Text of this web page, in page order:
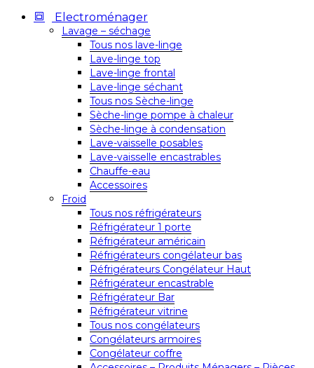
Electroménager
Lavage – séchage
Tous nos lave-linge
Lave-linge top
Lave-linge frontal
Lave-linge séchant
Tous nos Sèche-linge
Sèche-linge pompe à chaleur
Sèche-linge à condensation
Lave-vaisselle posables
Lave-vaisselle encastrables
Chauffe-eau
Accessoires
Froid
Tous nos réfrigérateurs
Réfrigérateur 1 porte
Réfrigérateur américain
Réfrigérateurs congélateur bas
Réfrigérateurs Congélateur Haut
Réfrigérateur encastrable
Réfrigérateur Bar
Réfrigérateur vitrine
Tous nos congélateurs
Congélateurs armoires
Congélateur coffre